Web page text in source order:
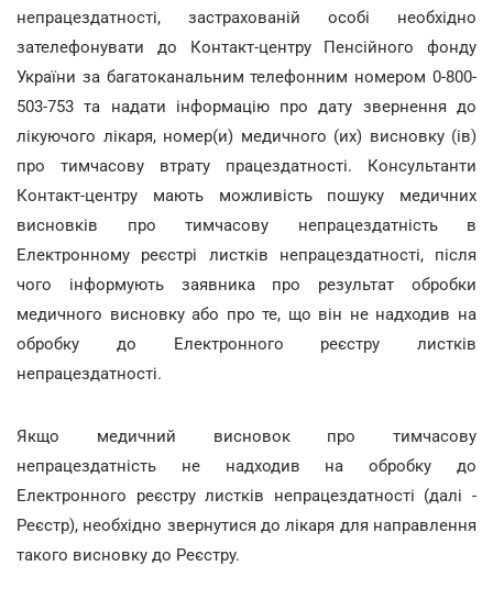
непрацездатності, застрахованій особі необхідно
зателефонувати до Контакт-центру Пенсійного фонду
України за багатоканальним телефонним номером 0-800-
503-753 та надати інформацію про дату звернення до
лікуючого лікаря, номер(и) медичного (их) висновку (ів)
про тимчасову втрату працездатності. Консультанти
Контакт-центру мають можливість пошуку медичних
висновків про тимчасову непрацездатність в
Електронному реєстрі листків непрацездатності, після
чого інформують заявника про результат обробки
медичного висновку або про те, що він не надходив на
обробку до Електронного реєстру листків
непрацездатності.
Якщо медичний висновок про тимчасову
непрацездатність не надходив на обробку до
Електронного реєстру листків непрацездатності (далі -
Реєстр), необхідно звернутися до лікаря для направлення
такого висновку до Реєстру.